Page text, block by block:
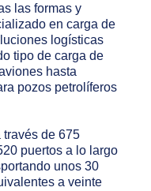
las formas y
en carga de
logísticas
tipo de carga de
hasta
pozos petrolíferos
de 675
puertos a lo largo
unos 30
a veinte